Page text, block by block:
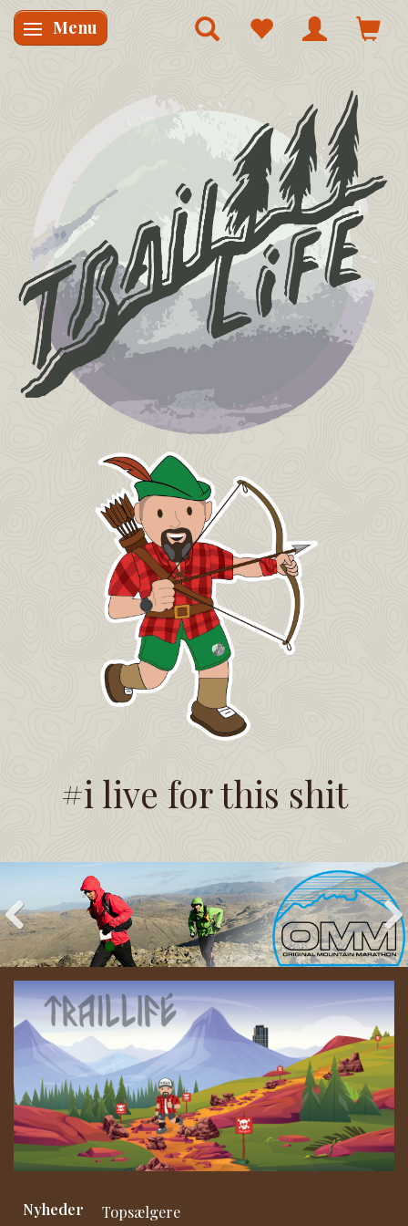
Skifte navigation
Menu
#i live for this shit
Nyheder Topsælgere